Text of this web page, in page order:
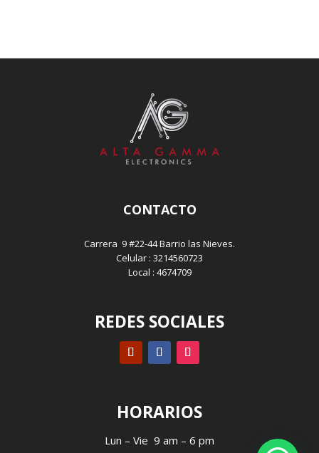
CONTACTO
Carrera 9 #22-44 Barrio las Nieves.
Celular : 3214560723
Local : 4674709
REDES SOCIALES
HORARIOS
Lun – Vie 9 am – 6 pm